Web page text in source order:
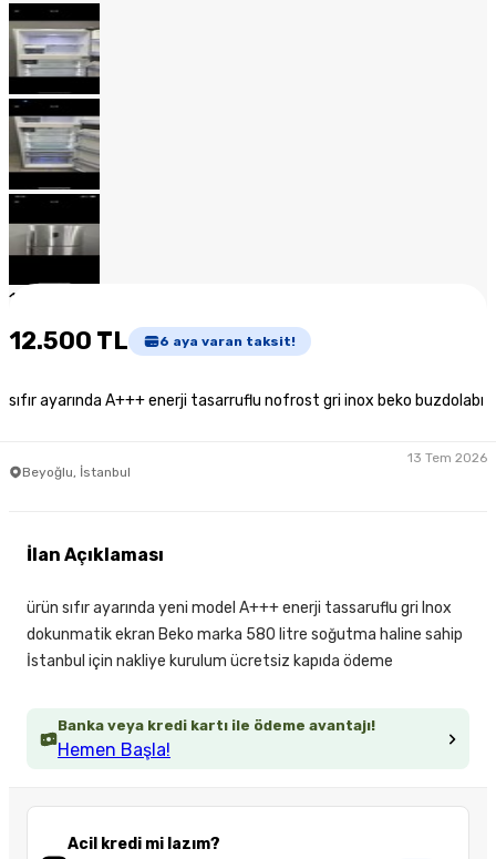
1
12.500 TL 6 aya varan taksit!
sıfır ayarında A+++ enerji tasarruflu nofrost gri inox beko buzdolabı
Beyoğlu, İstanbul
13 Tem 2026
Banka veya kredi kartı ile ödeme avantajı!
Hemen Başla!
Acil kredi mi lazım?
İlan Açıklaması
ürün sıfır ayarında yeni model A+++ enerji tassaruflu gri Inox
dokunmatik ekran Beko marka 580 litre soğutma haline sahip
İstanbul için nakliye kurulum ücretsiz kapıda ödeme